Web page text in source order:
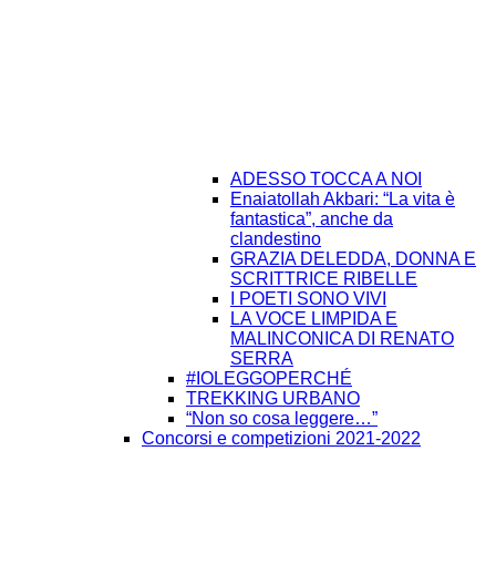
ADESSO TOCCA A NOI
Enaiatollah Akbari: “La vita è
fantastica”, anche da
clandestino
GRAZIA DELEDDA, DONNA E
SCRITTRICE RIBELLE
I POETI SONO VIVI
LA VOCE LIMPIDA E
MALINCONICA DI RENATO
SERRA
#IOLEGGOPERCHÉ
TREKKING URBANO
“Non so cosa leggere…”
Concorsi e competizioni 2021-2022